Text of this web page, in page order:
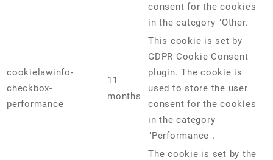
consent for the cookies
in the category "Other.
cookielawinfo-
checkbox-
performance
11
months
This cookie is set by
GDPR Cookie Consent
plugin. The cookie is
used to store the user
consent for the cookies
in the category
"Performance".
The cookie is set by the